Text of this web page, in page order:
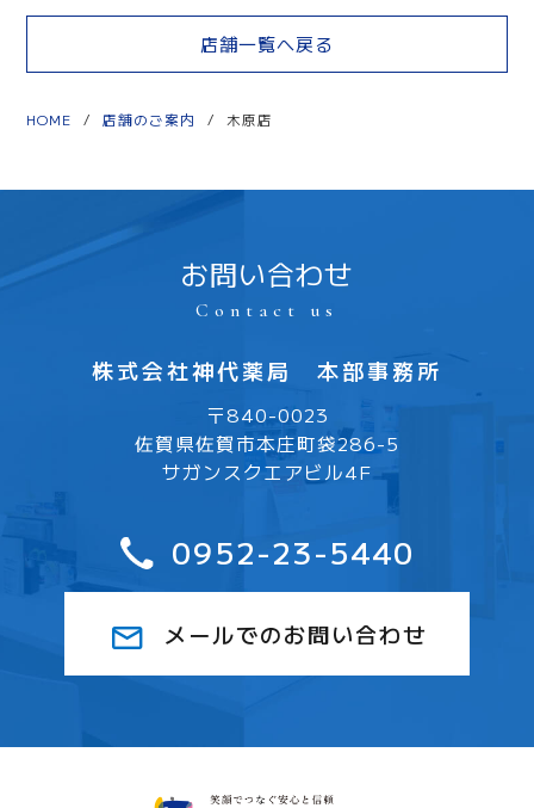
店舗一覧へ戻る
HOME / 店舗のご案内 / 木原店
お問い合わせ
Contact us
株式会社神代薬局 本部事務所
〒840-0023
佐賀県佐賀市本庄町袋286-5
サガンスクエアビル4F
0952-23-5440
mail メールでのお問い合わせ